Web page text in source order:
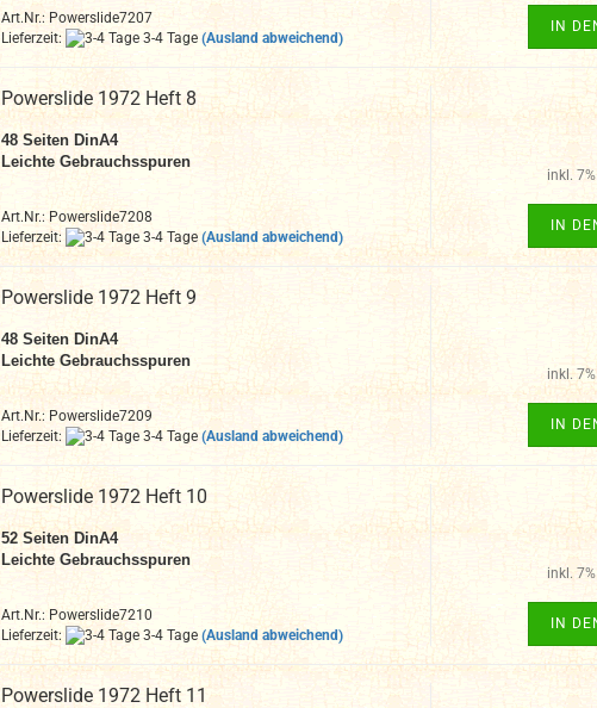
Art.Nr.: Powerslide7207
Lieferzeit:
3-4 Tage (Ausland abweichend)
IN
Powerslide 1972 Heft 8
48 Seiten DinA4
Leichte Gebrauchsspuren
Art.Nr.: Powerslide7208
Lieferzeit:
3-4 Tage (Ausland abweichend)
inkl.
IN
Powerslide 1972 Heft 9
48 Seiten DinA4
Leichte Gebrauchsspuren
Art.Nr.: Powerslide7209
Lieferzeit:
3-4 Tage (Ausland abweichend)
inkl.
IN
Powerslide 1972 Heft 10
52 Seiten DinA4
Leichte Gebrauchsspuren
Art.Nr.: Powerslide7210
Lieferzeit:
3-4 Tage (Ausland abweichend)
inkl.
IN
Powerslide 1972 Heft 11